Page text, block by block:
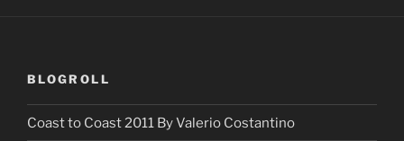
BLOGROLL
Coast to Coast 2011 By Valerio Costantino